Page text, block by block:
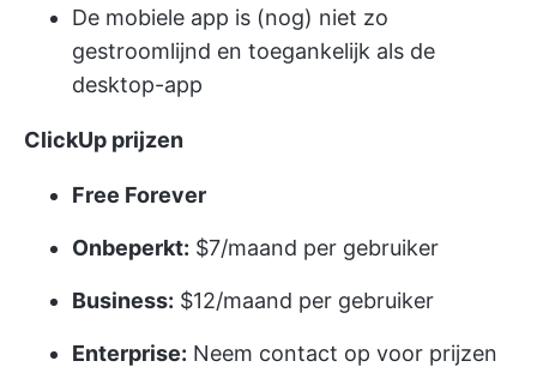
De mobiele app is (nog) niet zo
gestroomlijnd en toegankelijk als de
desktop-app
ClickUp prijzen
Free Forever
Onbeperkt: $7/maand per gebruiker
Business: $12/maand per gebruiker
Enterprise: Neem contact op voor prijzen